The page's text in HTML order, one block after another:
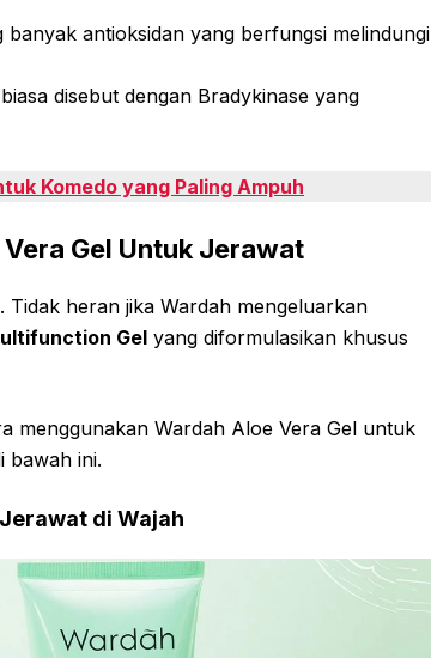
antioksidan yang berfungsi melindungi
disebut dengan Bradykinase yang
Komedo yang Paling Ampuh
Gel Untuk Jerawat
heran jika Wardah mengeluarkan
Gel yang diformulasikan khusus
menggunakan Wardah Aloe Vera Gel untuk
bawah ini.
di Wajah